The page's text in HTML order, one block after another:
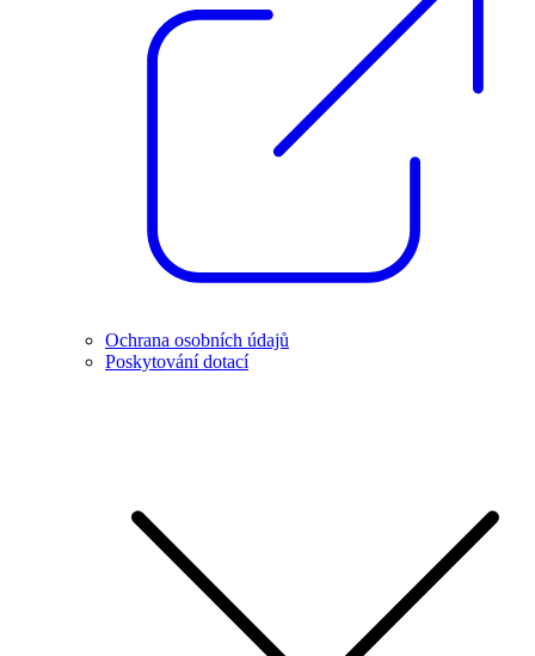
Ochrana osobních údajů
Poskytování dotací